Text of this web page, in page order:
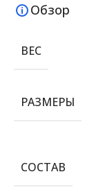
Обзор
ВЕС
РАЗМЕРЫ
СОСТАВ